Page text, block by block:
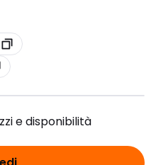
e disponibilità